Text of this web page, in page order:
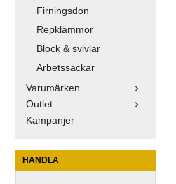
Firningsdon
Repklämmor
Block & svivlar
Arbetssäckar
Varumärken
Outlet
Kampanjer
HANDLA